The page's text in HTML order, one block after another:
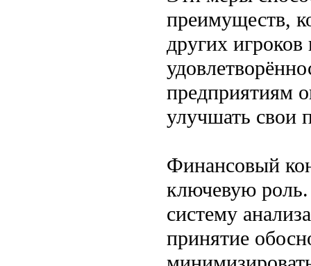
преимуществ,
других
предприятиям
улучшать свои
Финансовый
ключевую роль.
систему
принятие